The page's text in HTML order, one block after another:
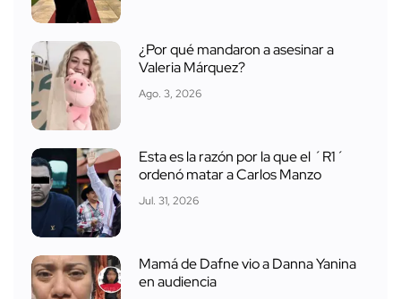
¿Por qué mandaron a asesinar a
Valeria Márquez?
Ago. 3, 2026
Esta es la razón por la que el ´R1´
ordenó matar a Carlos Manzo
Jul. 31, 2026
Mamá de Dafne vio a Danna Yanina
en audiencia